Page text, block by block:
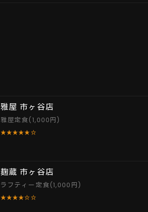
雅屋 市ヶ谷店
雅屋定食(1,000円)
★★★★★☆
麹蔵 市ヶ谷店
ラフティー定食(1,000円)
★★★★☆☆